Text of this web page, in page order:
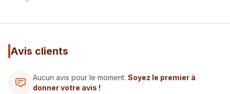
Avis clients
Aucun avis pour le moment. Soyez le premier à
donner votre avis !